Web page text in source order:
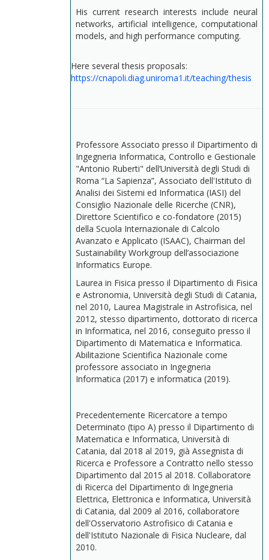
His current research interests include neural
networks, artificial intelligence, computational
models, and high performance computing.
Here several thesis proposals:
https://cnapoli.diag.uniroma1.it/teaching/thesis
Professore Associato presso il Dipartimento di
Ingegneria Informatica, Controllo e Gestionale
"Antonio Ruberti" dell’Università degli Studi di
Roma “La Sapienza”, Associato dell'Istituto di
Analisi dei Sistemi ed Informatica (IASI) del
Consiglio Nazionale delle Ricerche (CNR),
Direttore Scientifico e co-fondatore (2015)
della Scuola Internazionale di Calcolo
Avanzato e Applicato (ISAAC), Chairman del
Sustainability Workgroup dell’associazione
Informatics Europe.
Laurea in Fisica presso il Dipartimento di Fisica
e Astronomia, Università degli Studi di Catania,
nel 2010, Laurea Magistrale in Astrofisica, nel
2012, stesso dipartimento, dottorato di ricerca
in Informatica, nel 2016, conseguito presso il
Dipartimento di Matematica e Informatica.
Abilitazione Scientifica Nazionale come
professore associato in Ingegneria
Informatica (2017) e informatica (2019).
Precedentemente Ricercatore a tempo
Determinato (tipo A) presso il Dipartimento di
Matematica e Informatica, Università di
Catania, dal 2018 al 2019, già Assegnista di
Ricerca e Professore a Contratto nello stesso
Dipartimento dal 2015 al 2018. Collaboratore
di Ricerca del Dipartimento di Ingegneria
Elettrica, Elettronica e Informatica, Università
di Catania, dal 2009 al 2016, collaboratore
dell'Osservatorio Astrofisico di Catania e
dell'Istituto Nazionale di Fisica Nucleare, dal
2010.